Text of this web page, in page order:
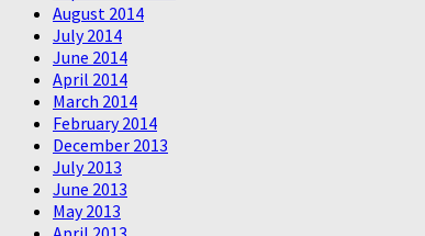
August 2014
July 2014
June 2014
April 2014
March 2014
February 2014
December 2013
July 2013
June 2013
May 2013